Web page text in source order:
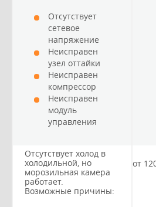
Отсутствует
сетевое
напряжение
Неисправен
узел оттайки
Неисправен
компрессор
Неисправен
модуль
управления
Отсутствует холод в
холодильной, но
морозильная камера
работает.
Возможные причины:
от